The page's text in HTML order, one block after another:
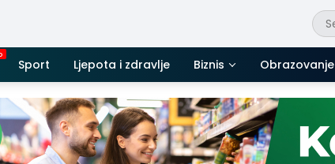
Sport Ljepota i zdravlje Biznis Obrazovanje